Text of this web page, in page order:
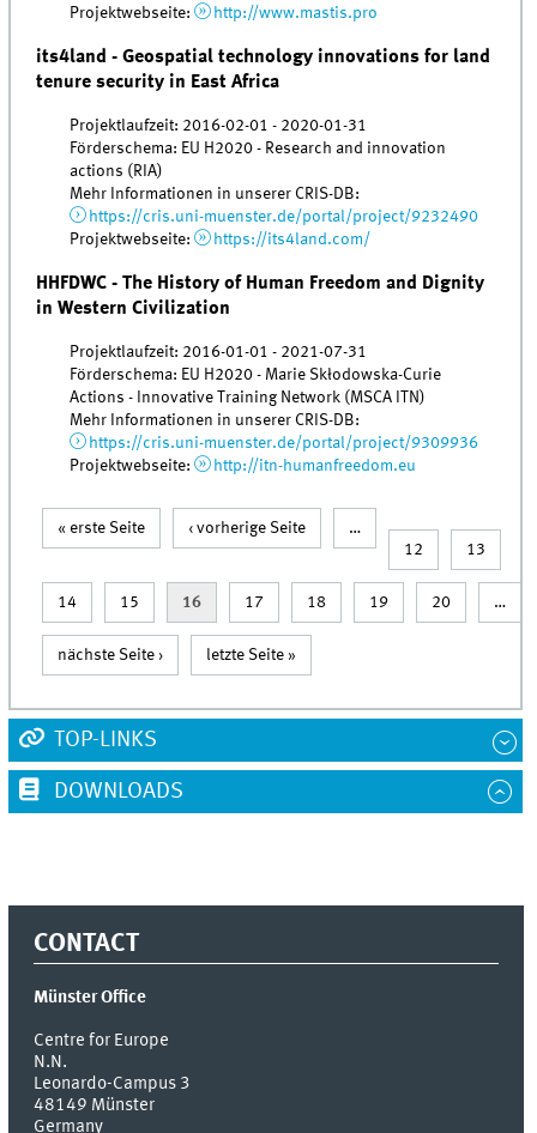
Projektwebseite:
http://www.mastis.pro
its4land - Geospatial technology innovations for land
tenure security in East Africa
Projektlaufzeit: 2016-02-01 - 2020-01-31
Förderschema: EU H2020 - Research and innovation
actions (RIA)
Mehr Informationen in unserer CRIS-DB:
https://cris.uni-muenster.de/portal/project/9232490
Projektwebseite:
https://its4land.com/
HHFDWC - The History of Human Freedom and Dignity
in Western Civilization
Projektlaufzeit: 2016-01-01 - 2021-07-31
Förderschema: EU H2020 - Marie Skłodowska-Curie
Actions - Innovative Training Network (MSCA ITN)
Mehr Informationen in unserer CRIS-DB:
https://cris.uni-muenster.de/portal/project/9309936
Projektwebseite:
http://itn-humanfreedom.eu
Seiten
« erste Seite ‹ vorherige Seite
…
12
13
14 15 16 17 18 19 20 …
nächste Seite › letzte Seite »
TOP-LINKS
DOWNLOADS
CONTACT
Münster Office
Centre for Europe
N.N.
Leonardo-Campus 3
48149 Münster
Germany